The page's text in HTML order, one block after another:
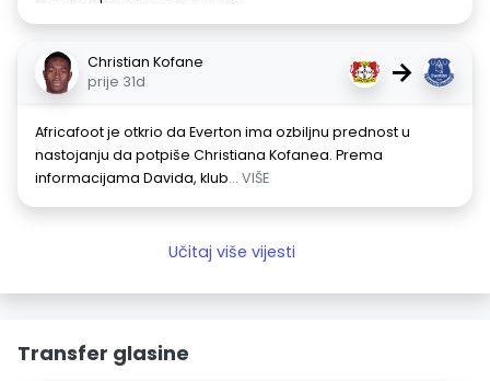
Christian Kofane
prije 31d
→
Africafoot je otkrio da Everton ima ozbiljnu prednost u
nastojanju da potpiše Christiana Kofanea. Prema
informacijama Davida, klub... VIŠE
Učitaj više vijesti
Transfer glasine